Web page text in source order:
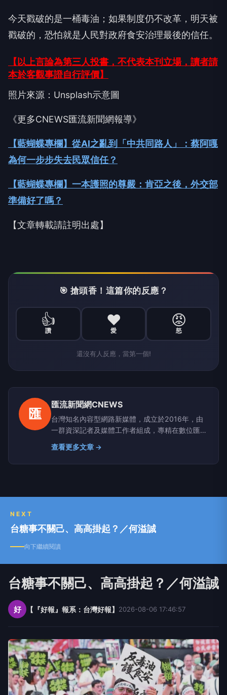
今天戳破的是一桶毒油；如果制度仍不改革，明天被
戳破的，恐怕就是人民對政府食安治理最後的信任。
【以上言論為第三人投書，不代表本刊立場，讀者請
本於客觀事證自行評價】
照片來源：Unsplash示意圖
《更多CNEWS匯流新聞網報導》
【藍蝴蝶專欄】從AI之亂到「中共同路人」：蔡阿嘎
為何一步步失去民眾信任？
【藍蝴蝶專欄】一本護照的尊嚴：肯亞之後，外交部
準備好了嗎？
【文章轉載請註明出處】
🎯 搶頭香！這篇你的反應？
👍
讚
❤️
愛
😡
怒
還沒有人反應，當第一個!
匯
匯流新聞網CNEWS
台灣知名內容型網路新媒體，成立於2016年，由
一群資深記者及媒體工作者組成，專精在數位匯
流、醫藥生活、網路科技、政治民調、新能源及金
融財經等領域。新聞擴散平台包括雅虎、google
news、蕃薯藤、網路家庭、HiNet及新浪等最具影
查看更多文章 →
NEXT
台糖事不關己、高高掛起？／何溢誠
向下繼續閱讀
台糖事不關己、高高掛起？／何溢誠
好 【『好報』報系：台灣好報】 2026-08-06 17:46:57